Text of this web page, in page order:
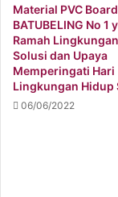
Material PVC Board
BATUBELING No 1
Ramah
Solusi dan Upaya
Memperingati Hari
Lingkungan Hidup
06/06/2022